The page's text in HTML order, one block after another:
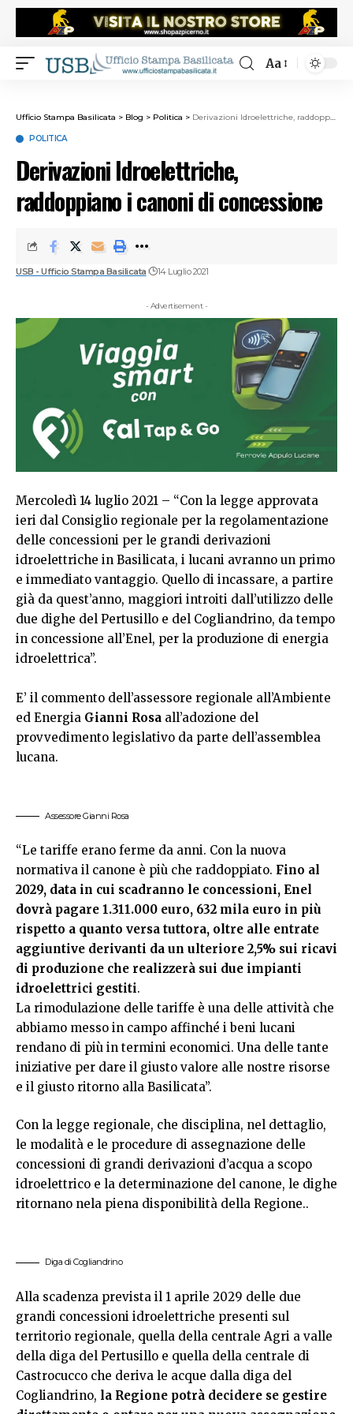
Aa
Ufficio Stampa Basilicata > Blog > Politica > Derivazioni Idroelettriche, raddoppiano i canoni di concessione
POLITICA
Derivazioni Idroelettriche,
raddoppiano i canoni di concessione
USB - Ufficio Stampa Basilicata 14 Luglio 2021
- Advertisement -
Mercoledì 14 luglio 2021 – “Con la legge approvata
ieri dal Consiglio regionale per la regolamentazione
delle concessioni per le grandi derivazioni
idroelettriche in Basilicata, i lucani avranno un primo
e immediato vantaggio. Quello di incassare, a partire
già da quest’anno, maggiori introiti dall’utilizzo delle
due dighe del Pertusillo e del Cogliandrino, da tempo
in concessione all’Enel, per la produzione di energia
idroelettrica”.
E’ il commento dell’assessore regionale all’Ambiente
ed Energia Gianni Rosa all’adozione del
provvedimento legislativo da parte dell’assemblea
lucana.
Assessore Gianni Rosa
“Le tariffe erano ferme da anni. Con la nuova
normativa il canone è più che raddoppiato. Fino al
2029, data in cui scadranno le concessioni, Enel
dovrà pagare 1.311.000 euro, 632 mila euro in più
rispetto a quanto versa tuttora, oltre alle entrate
aggiuntive derivanti da un ulteriore 2,5% sui ricavi
di produzione che realizzerà sui due impianti
idroelettrici gestiti.
La rimodulazione delle tariffe è una delle attività che
abbiamo messo in campo affinché i beni lucani
rendano di più in termini economici. Una delle tante
iniziative per dare il giusto valore alle nostre risorse
e il giusto ritorno alla Basilicata”.
Con la legge regionale, che disciplina, nel dettaglio,
le modalità e le procedure di assegnazione delle
concessioni di grandi derivazioni d’acqua a scopo
idroelettrico e la determinazione del canone, le dighe
ritornano nela piena disponibilità della Regione..
Diga di Cogliandrino
Alla scadenza prevista il 1 aprile 2029 delle due
grandi concessioni idroelettriche presenti sul
territorio regionale, quella della centrale Agri a valle
della diga del Pertusillo e quella della centrale di
Castrocucco che deriva le acque dalla diga del
Cogliandrino, la Regione potrà decidere se gestire